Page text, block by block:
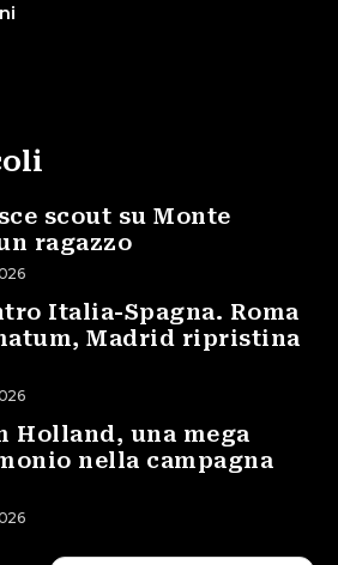
scout su Monte
ragazzo
Italia-Spagna. Roma
Madrid ripristina
Holland, una mega
nella campagna